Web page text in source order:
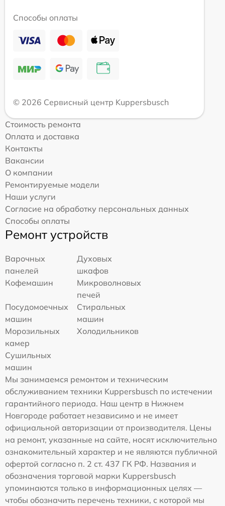
Способы оплаты
© 2026 Сервисный центр Kuppersbusch
Стоимость ремонта
Оплата и доставка
Контакты
Вакансии
О компании
Ремонтируемые модели
Наши услуги
Согласие на обработку персональных данных
Способы оплаты
Ремонт устройств
Варочных
панелей
Духовых
шкафов
Кофемашин
Микроволновых
печей
Посудомоечных
машин
Стиральных
машин
Морозильных
камер
Холодильников
Сушильных
машин
Мы занимаемся ремонтом и техническим
обслуживанием техники Kuppersbusch по истечении
гарантийного периода. Наш центр в Нижнем
Новгороде работает независимо и не имеет
официальной авторизации от производителя. Цены
на ремонт, указанные на сайте, носят исключительно
ознакомительный характер и не являются публичной
офертой согласно п. 2 ст. 437 ГК РФ. Названия и
обозначения торговой марки Kuppersbusch
упоминаются только в информационных целях —
чтобы обозначить перечень техники, с которой мы